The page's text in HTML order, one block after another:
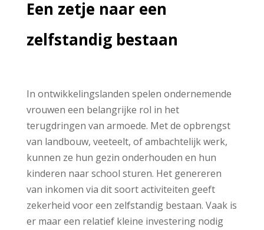
Een zetje naar een
zelfstandig bestaan
In ontwikkelingslanden spelen ondernemende
vrouwen een belangrijke rol in het
terugdringen van armoede. Met de opbrengst
van landbouw, veeteelt, of ambachtelijk werk,
kunnen ze hun gezin onderhouden en hun
kinderen naar school sturen. Het genereren
van inkomen via dit soort activiteiten geeft
zekerheid voor een zelfstandig bestaan. Vaak is
er maar een relatief kleine investering nodig